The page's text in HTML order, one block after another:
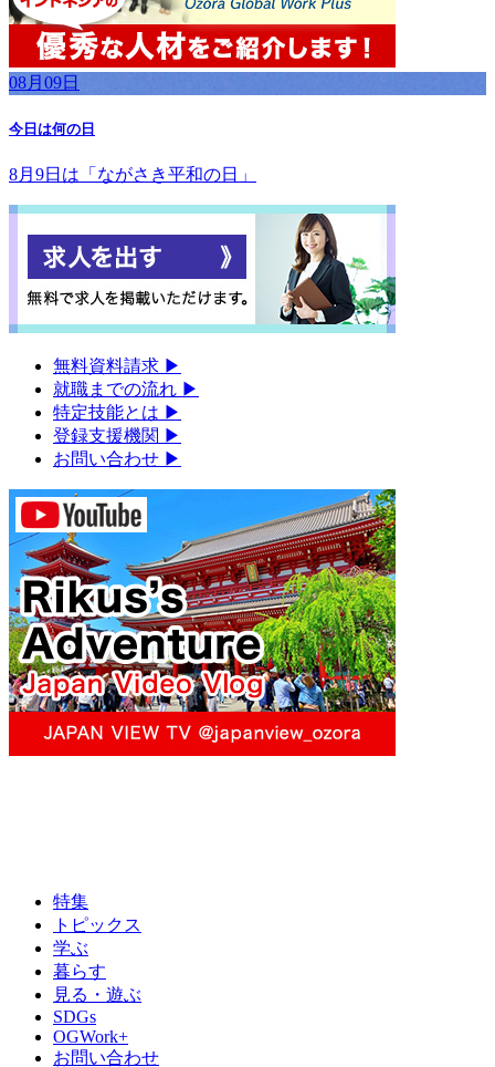
08月09日
今日は何の日
8月9日は「ながさき平和の日」
無料資料請求 ▶︎
就職までの流れ ▶︎
特定技能とは ▶︎
登録支援機関 ▶︎
お問い合わせ ▶︎
特集
トピックス
学ぶ
暮らす
見る・遊ぶ
SDGs
OGWork+
お問い合わせ